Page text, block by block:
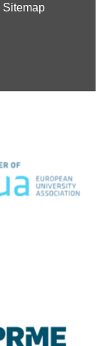
Sitemap